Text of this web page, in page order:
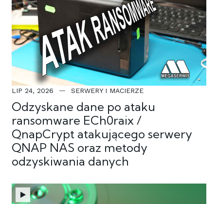
LIP 24, 2026 SERWERY I MACIERZE
Odzyskane dane po ataku
ransomware ECh0raix /
QnapCrypt atakującego serwery
QNAP NAS oraz metody
odzyskiwania danych